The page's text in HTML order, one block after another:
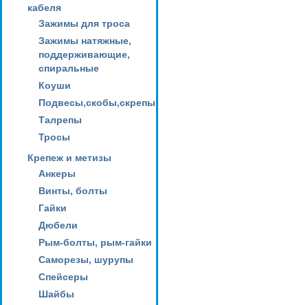
кабеля
Зажимы для троса
Зажимы натяжные,
поддерживающие,
спиральные
Коуши
Подвесы,скобы,скрепы
Талрепы
Тросы
Крепеж и метизы
Анкеры
Винты, болты
Гайки
Дюбели
Рым-болты, рым-гайки
Саморезы, шурупы
Спейсеры
Шайбы